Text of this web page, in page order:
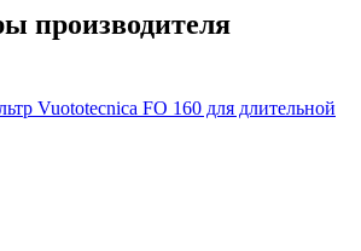
производителя